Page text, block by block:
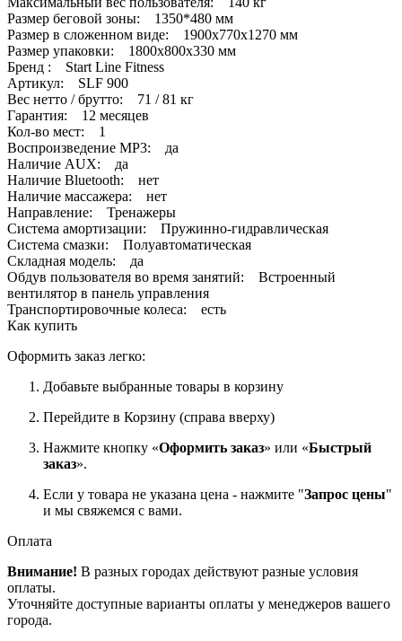
Размер беговой зоны: 1350*480 мм
Размер в сложенном виде: 1900х770х1270 мм
Размер упаковки: 1800х800х330 мм
Бренд : Start Line Fitness
Артикул: SLF 900
Вес нетто / брутто: 71 / 81 кг
Гарантия: 12 месяцев
Кол-во мест: 1
Воспроизведение MP3: да
Наличие AUX: да
Наличие Bluetooth: нет
Наличие массажера: нет
Направление: Тренажеры
Система амортизации: Пружинно-гидравлическая
Система смазки: Полуавтоматическая
Складная модель: да
Обдув пользователя во время занятий: Встроенный
вентилятор в панель управления
Транспортировочные колеса: есть
Как купить
Оформить заказ легко:
Добавьте выбранные товары в корзину
Перейдите в Корзину (справа вверху)
Нажмите кнопку «Оформить заказ» или «Быстрый
заказ».
Если у товара не указана цена - нажмите "Запрос цены"
и мы свяжемся с вами.
Оплата
Внимание! В разных городах действуют разные условия
оплаты.
Уточняйте доступные варианты оплаты у менеджеров вашего
города.